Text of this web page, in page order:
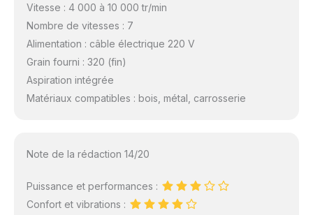
Vitesse : 4 000 à 10 000 tr/min
Nombre de vitesses : 7
Alimentation : câble électrique 220 V
Grain fourni : 320 (fin)
Aspiration intégrée
Matériaux compatibles : bois, métal, carrosserie
Note de la rédaction 14/20
Puissance et performances :
Confort et vibrations :